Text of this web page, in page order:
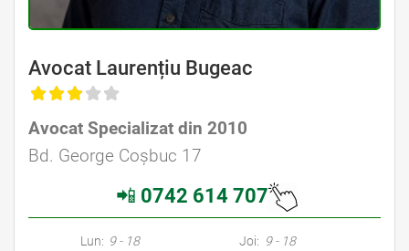
Avocat Laurențiu Bugeac
Avocat Specializat din 2010
Avocat Specializat în Drept Civil • Avocat Specializat în Dreptul Familiei
Bd. George Coșbuc 17
📲 0742 614 707
Avocati Galati • Cabinete Avocatura Galati • Avocati Specializati Galati • Avocat Bun Galati • Avocat Galati • Galati Avocat • Avocat Specializat Galati
Lun: 9 - 18
Joi: 9 - 18